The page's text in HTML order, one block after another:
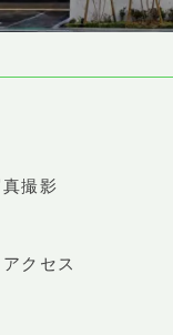
撮影
クセス